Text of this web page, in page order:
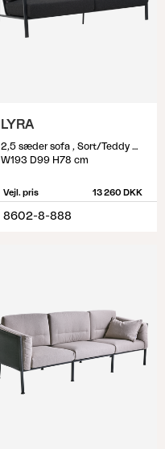
LYRA
2,5 sæder sofa , Sort/Teddy Black
W193 D99 H78 cm
Vejl. pris 13 260 DKK
8602-8-888